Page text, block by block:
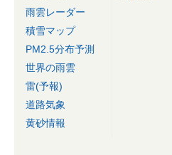
雨雲レーダー
積雪マップ
PM2.5分布予測
世界の雨雲
雷(予報)
道路気象
黄砂情報